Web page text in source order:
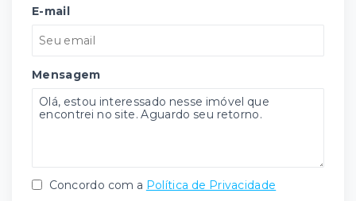
E-mail
Mensagem
Concordo com a Política de Privacidade